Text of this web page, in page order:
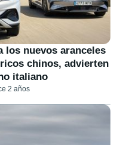
los nuevos aranceles
chinos, advierten
italiano
2 años